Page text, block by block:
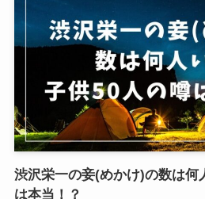
渋沢栄一の妾(めかけ)の数は何
は本当！？